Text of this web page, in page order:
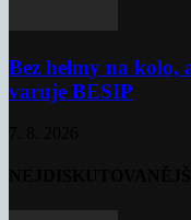
Bez helmy na kolo,
varuje BESIP